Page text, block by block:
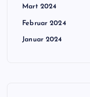
Mart 2024
Februar 2024
Januar 2024